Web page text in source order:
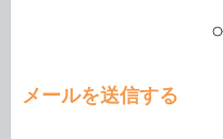
メールを送信する